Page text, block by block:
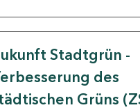
Stadtgrün -
des
Grüns